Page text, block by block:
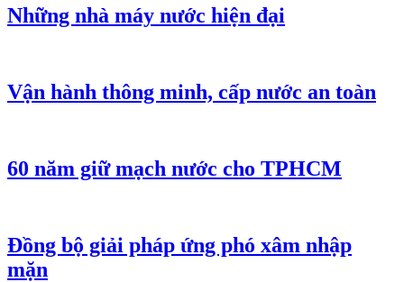
Những nhà máy nước hiện đại
Vận hành thông minh, cấp nước an toàn
60 năm giữ mạch nước cho TPHCM
Đồng bộ giải pháp ứng phó xâm nhập
mặn